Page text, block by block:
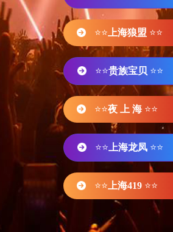
⭐⭐ 上海狼盟 ⭐⭐
⭐⭐贵族宝贝 ⭐⭐
⭐⭐夜 上 海 ⭐⭐
⭐⭐ 上海龙凤 ⭐⭐
⭐⭐ 上海419 ⭐⭐